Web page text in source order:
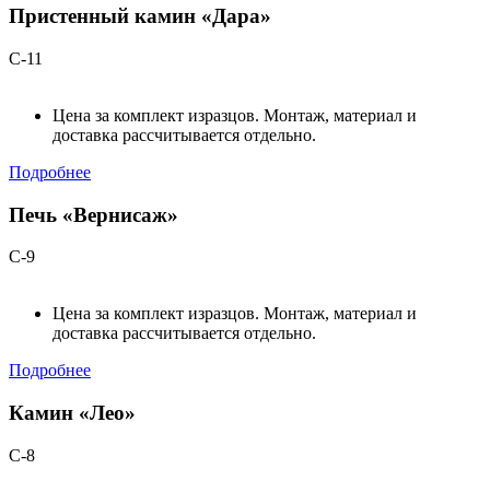
Пристенный камин «Дара»
С-11
Цена за комплект изразцов. Монтаж, материал и
доставка рассчитывается отдельно.
Подробнее
Печь «Вернисаж»
С-9
Цена за комплект изразцов. Монтаж, материал и
доставка рассчитывается отдельно.
Подробнее
Камин «Лео»
С-8